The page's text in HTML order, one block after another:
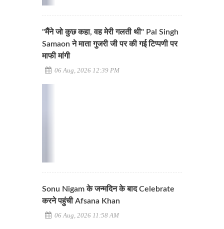
"मैंने जो कुछ कहा, वह मेरी गलती थी" Pal Singh
Samaon ने माता गुजरी जी पर की गई टिप्पणी पर
माफी मांगी
06 Aug, 2026 12:39 PM
Sonu Nigam के जन्मदिन के बाद Celebrate
करने पहुंची Afsana Khan
06 Aug, 2026 11:58 AM